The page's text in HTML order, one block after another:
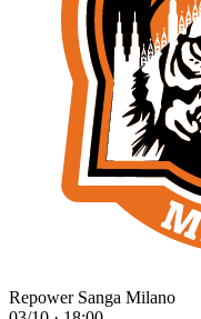
Repower Sanga Milano